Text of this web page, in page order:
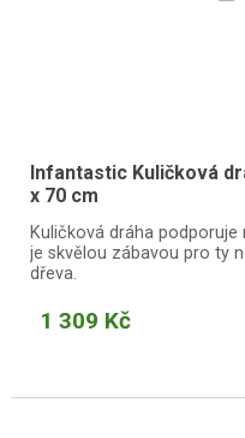
Infantastic Kuličková
x 70 cm
Kuličková dráha
je skvělou zábavou pro ty
dřeva.
1 309 Kč